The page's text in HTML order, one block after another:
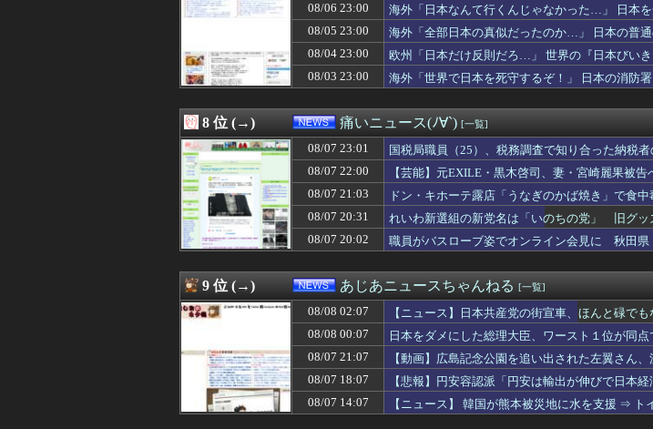
08/08 02:05
きまぐれオレンジロードみたいな青春を送りたいなっっっっ
【悲報】日本、高市円安ホクホクなのに上半期の輸出額が台湾
08/08 02:03
【衝撃】ワンピースの正体、ガチ『コレ』だと判明ｗｗｗｗ
08/08 02:02
ニンテンドーダイレクトってやる意味あるの？
08/08 02:02
【悲報】イッヌさん、飼い主の『レズプレイ』を見てドン引き
08/08 02:00
１秒で考えたドラクエのモンスター
08/08 02:00
【画像】今のクソガキ共、これを見たこと無くて渡されたらパ
08/08 02:00
【京都】「グレーな案件やるか」少年の闇バイト募り侵入盗
08/08 02:00
【ラブライブ！】菅叶和さん、公式インスタ開設【声優】
08/08 02:00
【悲報】最近のZの女の子、日本が暑すぎて薄着すぎる
08/08 02:00
高市総理「物価上昇を上回る賃上げを日本に定着させる」 →国
08/08 02:00
ワンピースの「世界に5種しかない飛行能力」ついに謎が判明
08/08 02:00
三山賀子アナと森山みなみアナ 巨乳 ＆ ノースリーブ！！【
08/08 02:00
【画像】きしめんで女子会する名古屋女子、こうなってしまう
08/08 02:00
筒井あやめの『脇肉』コレクション、大変なことになってるっ
08/08 02:00
【悲報】思春期の娘に「キモッ」と言われたお父さん、グレる
08/08 02:00
韓国人「SKハイニックス、TSMCとHBM開発で協力強化」→「
【いのち】れいわ支持者「『れいわ信者』『れいわ知能』は差
【九州名物】鶏刺し食べた医師、全身麻痺へ…「死んだほうが
08/08 01:57
母とドライブに行ったら事故った。スピードも出してなかった
08/08 01:55
千葉市 「インコを見せてあげる」女児を公園内に誘い込み
08/08 01:50
【画像】前田敦子さん、脚が長すぎるｗｗｗｗｗｗｗ 【
08/08 01:50
【朗報】日本サッカー、20年安泰になってしまう
08/06 23:00
海外「日本なんて行くんじゃなかった…」 日本
08/05 23:00
海外「全部日本の真似だったのか…」 日本の普
08/04 23:00
欧州「日本だけ反則だろ…」 世界の『日本びい
08/03 23:00
海外「世界で日本を死守するぞ！」 日本の消防
8 位 (→) 痛いニュース(ﾉ∀`) [一覧]
08/07 23:01
国税局職員（25）、税務調査で知り合った納税
08/07 22:00
【芸能】元EXILE・黒木啓司、妻・宮崎麗果被
損傷の怪我
08/07 21:03
ドン・キホーテ露店「うなぎのかば焼き」で食
08/07 20:31
れいわ新選組の新党名は「いのちの党」 旧グ
08/07 20:02
職員がバスローブ姿でオンライン会見に 秋田県
9 位 (→) あじあニュースちゃんねる [一覧]
08/08 02:07
【ニュース】日本共産党の街宣車、ほんと碌でも
08/08 00:07
日本をダメにした総理大臣、ワースト１位が同
08/07 21:07
【動画】広島記念公園を追い出された左翼さん
08/07 18:07
【悲報】円安容認派「円安は輸出が伸びで日本
08/07 14:07
【ニュース】 韓国が熊本被災地に水を支援 ⇒ ト